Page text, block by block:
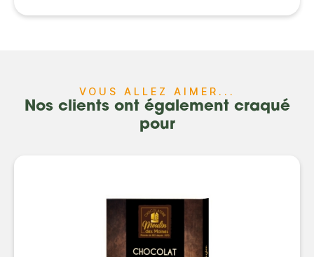
VOUS ALLEZ AIMER...
Nos clients ont également craqué
pour